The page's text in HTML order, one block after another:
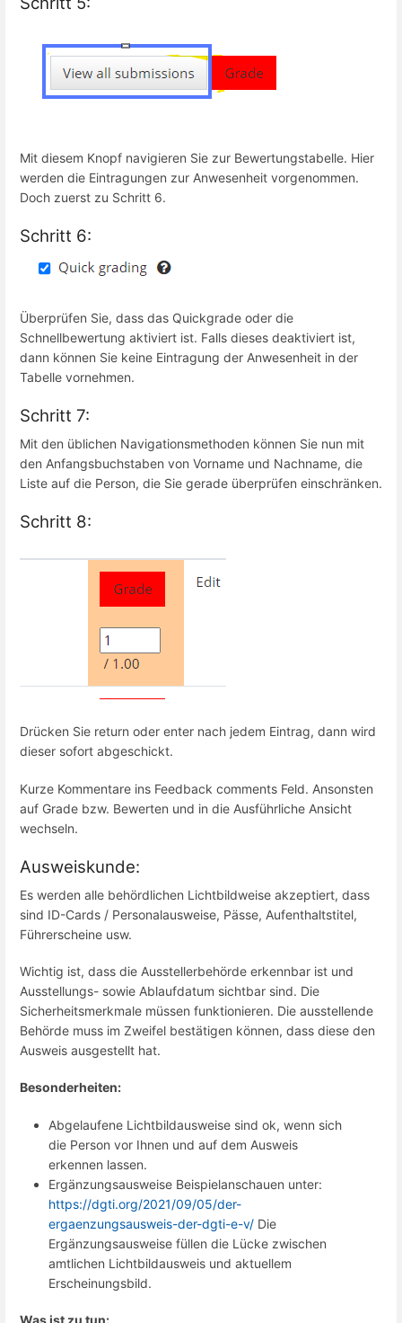
Mit diesem Knopf navigieren Sie zur Bewertungstabelle. Hier
werden die Eintragungen zur Anwesenheit vorgenommen.
Doch zuerst zu Schritt 6.
Schritt 6:
Überprüfen Sie, dass das Quickgrade oder die
Schnellbewertung aktiviert ist. Falls dieses deaktiviert ist,
dann können Sie keine Eintragung der Anwesenheit in der
Tabelle vornehmen.
Schritt 7:
Mit den üblichen Navigationsmethoden können Sie nun mit
den Anfangsbuchstaben von Vorname und Nachname, die
Liste auf die Person, die Sie gerade überprüfen einschränken.
Schritt 8:
Drücken Sie return oder enter nach jedem Eintrag, dann wird
dieser sofort abgeschickt.
Kurze Kommentare ins Feedback comments Feld. Ansonsten
auf Grade bzw. Bewerten und in die Ausführliche Ansicht
wechseln.
Ausweiskunde:
Es werden alle behördlichen Lichtbildweise akzeptiert, dass
sind ID-Cards / Personalausweise, Pässe, Aufenthaltstitel,
Führerscheine usw.
Wichtig ist, dass die Ausstellerbehörde erkennbar ist und
Ausstellungs- sowie Ablaufdatum sichtbar sind. Die
Sicherheitsmerkmale müssen funktionieren. Die ausstellende
Behörde muss im Zweifel bestätigen können, dass diese den
Ausweis ausgestellt hat.
Besonderheiten:
Abgelaufene Lichtbildausweise sind ok, wenn sich
die Person vor Ihnen und auf dem Ausweis
erkennen lassen.
Ergänzungsausweise Beispielanschauen unter:
https://dgti.org/2021/09/05/der-
ergaenzungsausweis-der-dgti-e-v/ Die
Ergänzungsausweise füllen die Lücke zwischen
amtlichen Lichtbildausweis und aktuellem
Erscheinungsbild.
Was ist zu tun: